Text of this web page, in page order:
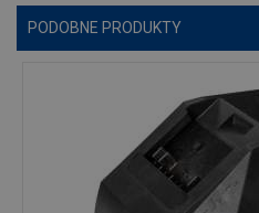
PODOBNE PRODUKTY